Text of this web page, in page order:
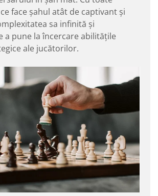
face șahul atât de captivant și
sa infinită și
a pune la încercare abilitățile
ale jucătorilor.